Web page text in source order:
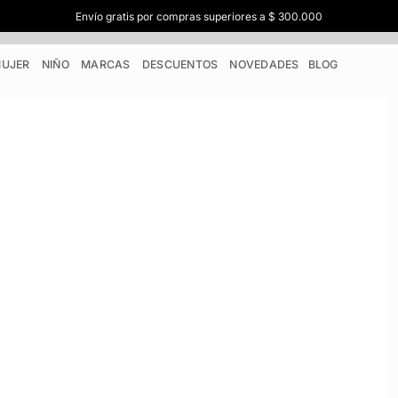
Envío gratis por compras superiores a $ 300.000
NIÑO MARCAS DESCUENTOS NOVEDADES BLOG